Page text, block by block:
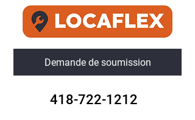
Demande de soumission
418-722-1212